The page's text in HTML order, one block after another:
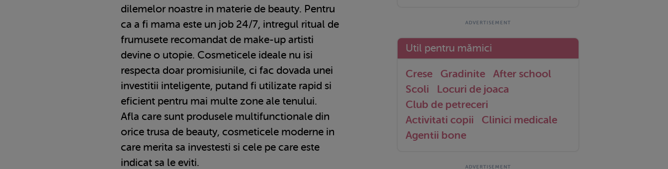
dilemelor noastre in materie de beauty. Pentru
ca a fi mama este un job 24/7, intregul ritual de
frumusete recomandat de make-up artisti
devine o utopie. Cosmeticele ideale nu isi
respecta doar promisiunile, ci fac dovada unei
investitii inteligente, putand fi utilizate rapid si
eficient pentru mai multe zone ale tenului.
Afla care sunt produsele multifunctionale din
orice trusa de beauty, cosmeticele moderne in
care merita sa investesti si cele pe care este
indicat sa le eviti.
Util pentru mămici
Crese Gradinite
After school
Scoli
Locuri de joaca
Club de petreceri
Activitati copii
Clinici medicale
Agentii bone